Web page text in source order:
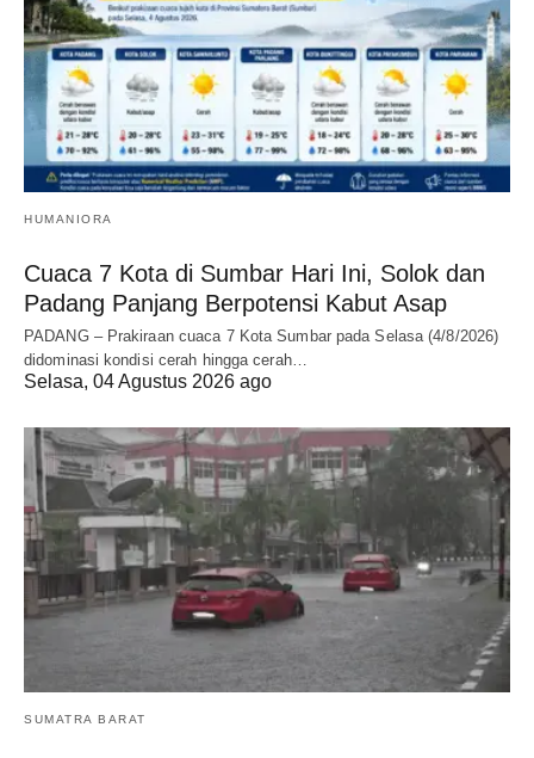
HUMANIORA
Cuaca 7 Kota di Sumbar Hari Ini, Solok dan
Padang Panjang Berpotensi Kabut Asap
PADANG – Prakiraan cuaca 7 Kota Sumbar pada Selasa (4/8/2026)
didominasi kondisi cerah hingga cerah…
Selasa, 04 Agustus 2026 ago
SUMATRA BARAT